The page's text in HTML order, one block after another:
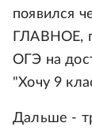
появился
ГЛАВНОЕ,
ОГЭ на
"Хочу 9
Дальше -